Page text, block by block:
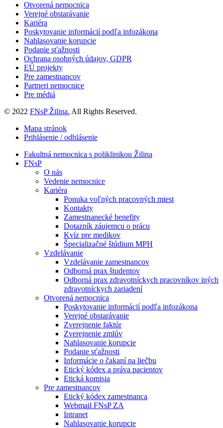
Otvorená nemocnica
Verejné obstarávanie
Kariéra
Poskytovanie informácií podľa infozákona
Nahlasovanie korupcie
Podanie sťažnosti
Ochrana osobných údajov, GDPR
EÚ projekty
Pre zamestnancov
Partneri nemocnice
Pre médiá
© 2022 FNsP Žilina. All Rights Reserved.
Mapa stránok
Prihlásenie / odhlásenie
Fakultná nemocnica s poliklinikou Žilina
FNsP
O nás
Vedenie nemocnice
Kariéra
Ponuka voľných pracovných miest
Kontakty
Zamestnanecké benefity
Dotazník záujemcu o prácu
Kvíz pre medikov
Špecializačné štúdium MPH
Vzdelávanie
Vzdelávanie zamestnancov
Odborná prax študentov
Odborná prax zdravotníckych pracovníkov iných
zdravotníckych zariadení
Otvorená nemocnica
Poskytovanie informácií podľa infozákona
Verejné obstarávanie
Zverejnenie faktúr
Zverejnenie zmlúv
Nahlasovanie korupcie
Podanie sťažnosti
Informácie o čakaní na liečbu
Etický kódex a práva pacientov
Etická komisia
Pre zamestnancov
Etický kódex zamestnanca
Webmail FNsP ZA
Intranet
Nahlasovanie korupcie